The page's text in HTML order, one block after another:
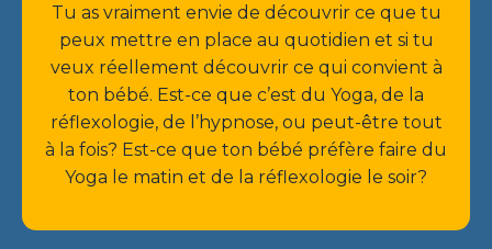
Tu as vraiment envie de découvrir ce que tu
peux mettre en place au quotidien et si tu
veux réellement découvrir ce qui convient à
ton bébé. Est-ce que c’est du Yoga, de la
réflexologie, de l’hypnose, ou peut-être tout
à la fois? Est-ce que ton bébé préfère faire du
Yoga le matin et de la réflexologie le soir?